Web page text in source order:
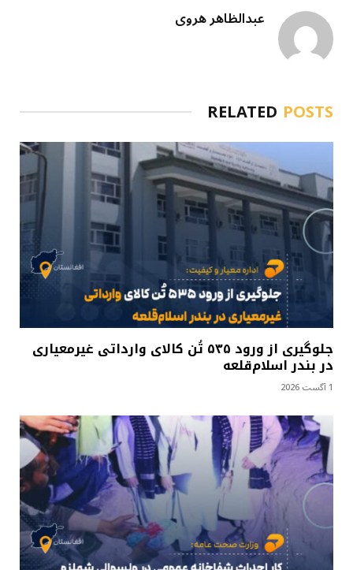
عبدالظاهر هروی
RELATED POSTS
جلوگیری از ورود ۵۳۵ تُن کالای وارداتی غیرمعیاری
در بندر اسلام‌قلعه
1 آگست 2026